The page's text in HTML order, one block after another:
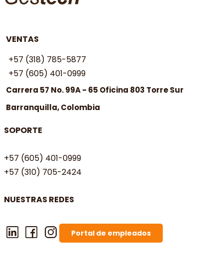
VENTAS
+57 (318) 785-5877
+57 (605) 401-0999
Carrera 57 No. 99A - 65 Oficina 803 Torre Sur
Barranquilla, Colombia
SOPORTE
+57 (605) 401-0999
+57 (310) 705-2424
NUESTRAS REDES
Portal de empleados